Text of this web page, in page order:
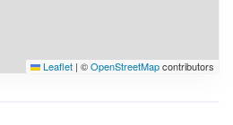
Leaflet | ©OpenStreetMapcontributors